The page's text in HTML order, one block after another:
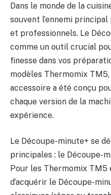
Dans le monde de la
souvent l’ennemi principal
et professionnels. Le
comme un outil crucial
finesse dans vos
modèles Thermomix
accessoire a été conçu
chaque version de la
expérience.
Le Découpe-minute+ se
principales : le Découpe-
Pour les Thermomix TM5
d’acquérir le Découpe-